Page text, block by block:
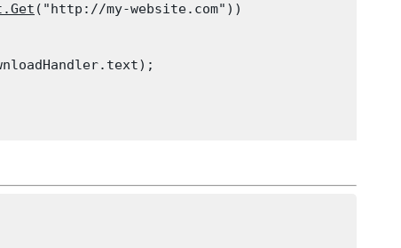
("http://my-website.com"))